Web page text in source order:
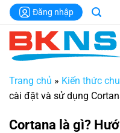
Chuyển
đến
dung
Đăng nhập
Trang chủ » Kiến thức
cài đặt và sử dụng
Cortana là gì?